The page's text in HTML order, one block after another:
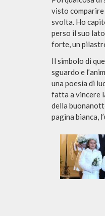
visto comparire
svolta. Ho
perso il suo
forte, un
Il simbolo di
sguardo e
una poesia di
fatta a vincere
della
pagina bianca,